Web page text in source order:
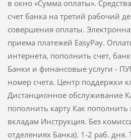
в окно «Сумма оплаты».
счет банка на третий рабочий
совершения оплаты.
приема платежей EasyPay.
интернета, пополнить счет,
Банки и финансовые услуги -
номер счета. Центр поддержки
Дистанционное обслуживание
пополнить карту Как
вкладам Инструкция. Без
отделениях Банка). 1-2 раб. дня.